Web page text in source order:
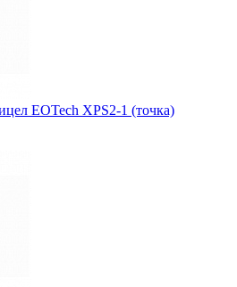
EOTech XPS2-1 (точка)